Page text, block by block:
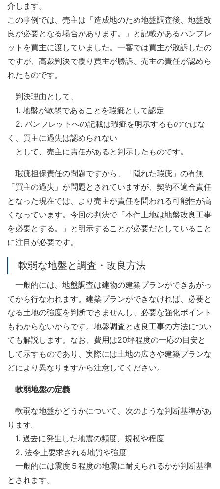
介します。
この事例では、売主は「造成地のため地盤調査後、地盤改
良が必要となる場合があります。」と記載があるパンフレ
ットを買主に渡していました。一審では買主が敗訴したの
ですが、高裁判決で覆り買主が勝訴、売主の責任が認めら
れたものです。
判決理由として、
1. 地盤が軟弱であることを瑕疵として認定
2. パンフレットへの記載は瑕疵を明示するものではな
く、買主に過失は認められない
として、売主に責任があると判示したものです。
瑕疵担保責任の問題ですから、「隠れた瑕疵」の有無
「買主の過失」が問題とされていますが、契約不適合責任
となった現在では、より売主が責任を問われる可能性が高
くなっています。今回の判決で「本件土地は地盤改良工事
を必要とする。」と明示することが必要だとしていること
に注目が必要です。
軟弱な地盤と調査・改良方法
一般的には、地盤調査は建物の建築プランができあがっ
てから行なわれます。建築プランができなければ、必要と
なる土地の強度を判断できませんし、必要な強化ポイント
もわからないからです。地盤調査と改良工事の方法につい
ても解説します。なお、費用は20坪程度の一応の目安と
して示すものであり、実際には土地の広さや建築プランな
どにより異なりますから注意してください。
軟弱地盤の定義
軟弱な地盤かどうかについて、次のような判断基準があ
ります。
1. 過去に発生した地震の頻度、規模や程度
2. 法令上要求される地質や強度
一般的には震度５程度の地震に耐えられるかが判断基準
とされます。